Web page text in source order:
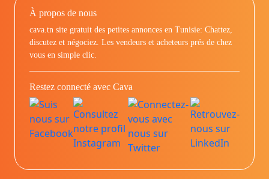
À propos de nous
cava.tn site gratuit des petites annonces en Tunisie: Chattez,
discutez et négociez. Les vendeurs et acheteurs prés de chez
vous en simple clic.
Restez connecté avec Cava